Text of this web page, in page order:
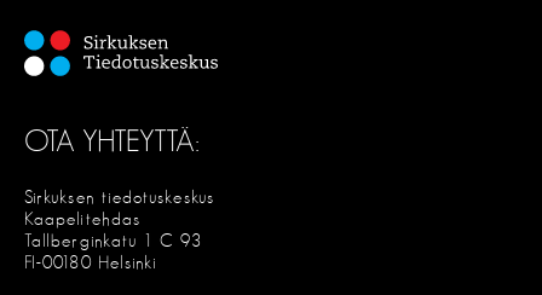
OTA YHTEYTTÄ:
Sirkuksen tiedotuskeskus
Kaapelitehdas
Tallberginkatu 1 C 93
FI-00180 Helsinki